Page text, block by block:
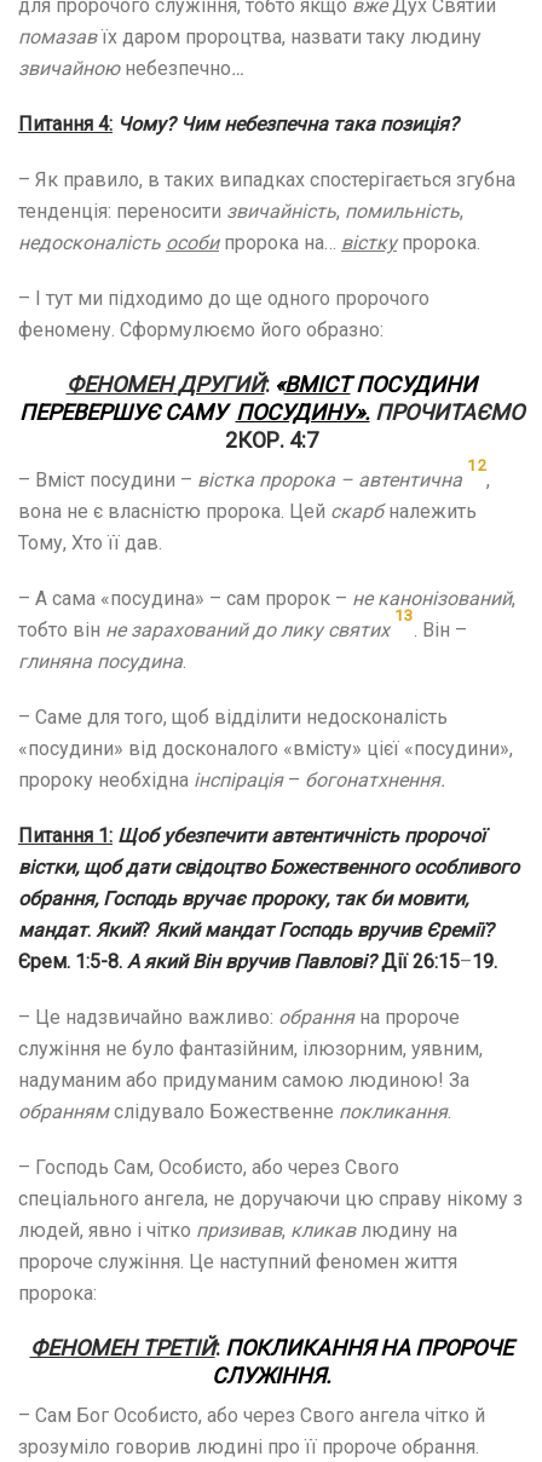
для пророчого служіння, тобто якщо вжеДух Святий
помазавїх даром пророцтва, назвати таку людину
звичайною небезпечно…
Питання 4: Чому? Чим небезпечна така позиція?
– Як правило, в таких випадках спостерігається згубна
тенденція: переносити звичайність, помильність,
недосконалість особипророка на… вістку пророка.
– І тут ми підходимо до ще одного пророчого
феномену. Сформулюємо його образно:
ФЕНОМЕН ДРУГИЙ: «ВМІСТПОСУДИНИ
ПЕРЕВЕРШУЄ САМУ ПОСУДИНУ». ПРОЧИТАЄМО
2КОР. 4:7
– Вміст посудини – вістка пророка – автентична
12
,
вона не є власністю пророка. Цей скарбналежить
Тому, Хто її дав.
– А сама «посудина» – сам пророк – не канонізований,
тобто він не зарахований до лику святих
13
. Він –
глиняна посудина.
– Саме для того, щоб відділити недосконалість
«посудини» від досконалого «вмісту» цієї «посудини»,
пророку необхідна інспірація– богонатхнення.
Питання 1: Щоб убезпечити автентичність пророчої
вістки, щоб дати свідоцтво Божественного особливого
обрання, Господь вручає пророку, так би мовити,
мандат. Який? Який мандат Господь вручив Єремії?
Єрем. 1:5-8. А який Він вручив Павлові?Дії 26:15–19.
– Це надзвичайно важливо: обранняна пророче
служіння не було фантазійним, ілюзорним, уявним,
надуманим або придуманим самою людиною! За
обраннямслідувало Божественне покликання.
– Господь Сам, Особисто, або через Свого
спеціального ангела, не доручаючи цю справу нікому з
людей, явно і чітко призивав, кликавлюдину на
пророче служіння. Це наступний феномен життя
пророка:
ФЕНОМЕН ТРЕТІЙ: ПОКЛИКАННЯ НА ПРОРОЧЕ
СЛУЖІННЯ.
– Сам Бог Особисто, або через Свого ангела чітко й
зрозуміло говорив людині про її пророче обрання.